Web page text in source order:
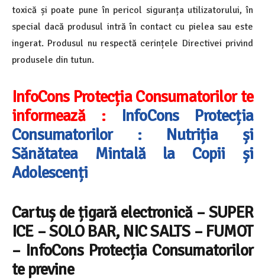
toxică și poate pune în pericol siguranța utilizatorului, în
special dacă produsul intră în contact cu pielea sau este
ingerat. Produsul nu respectă cerințele Directivei privind
produsele din tutun.
InfoCons Protecția Consumatorilor te
informează : InfoCons Protecția
Consumatorilor : Nutriția și
Sănătatea Mintală la Copii și
Adolescenți
Cartuș de țigară electronică–SUPER
ICE –SOLO BAR, NIC SALTS – FUMOT
– InfoCons Protecția Consumatorilor
te previne